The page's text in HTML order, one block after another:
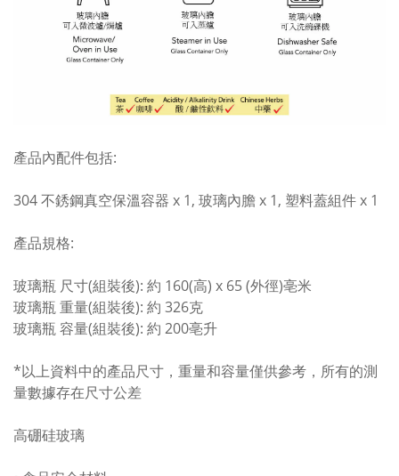
產品內配件包括:
304 不銹鋼真空保溫容器 x 1, 玻璃內膽 x 1, 塑料蓋組件 x 1
產品規格:
玻璃瓶 尺寸(組裝後): 約 160(高) x 65 (外徑)亳米
玻璃瓶 重量(組裝後): 約 326克
玻璃瓶 容量(組裝後): 約 200亳升
*以上資料中的產品尺寸，重量和容量僅供參考，所有的測
量數據存在尺寸公差
高硼硅玻璃